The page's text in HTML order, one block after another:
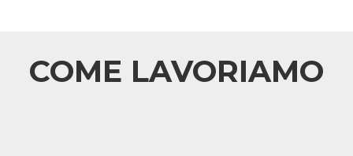
COME LAVORIAMO